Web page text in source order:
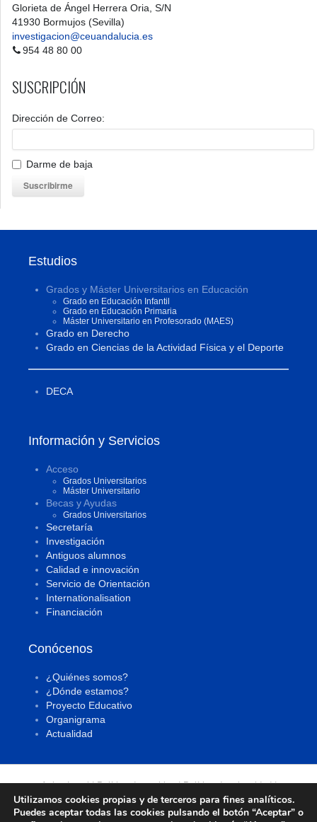
Glorieta de Ángel Herrera Oria, S/N
41930 Bormujos (Sevilla)
investigacion@ceuandalucia.es
954 48 80 00
SUSCRIPCIÓN
Dirección de Correo:
Darme de baja
Suscribirme
Estudios
Grados y Máster Universitarios en Educación
Grado en Educación Infantil
Grado en Educación Primaria
Máster Universitario en Profesorado (MAES)
Grado en Derecho
Grado en Ciencias de la Actividad Física y el Deporte
DECA
Información y Servicios
Acceso
Grados Universitarios
Máster Universitario
Becas y Ayudas
Grados Universitarios
Secretaría
Investigación
Antiguos alumnos
Calidad e innovación
Servicio de Orientación
Internationalisation
Financiación
Conócenos
¿Quiénes somos?
¿Dónde estamos?
Proyecto Educativo
Organigrama
Actualidad
Aviso Legal|Política de cookies|Política de privacidad|
Todos los derechos reservados |Buzón de sugerencias
Centro de Estudios Universitarios Cardenal Spínola CEU
Utilizamos cookies propias y de terceros para fines analíticos.
Puedes aceptar todas las cookies pulsando el botón “Aceptar” o